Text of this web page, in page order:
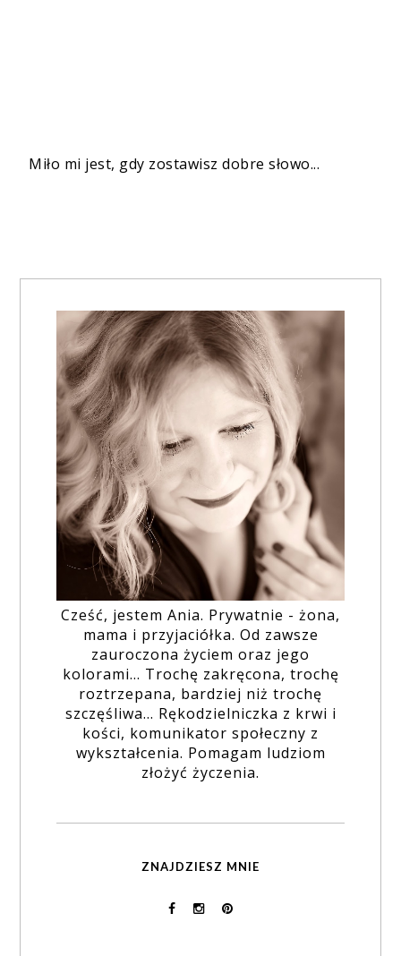
Miło mi jest, gdy zostawisz dobre słowo...
Cześć, jestem Ania. Prywatnie - żona,
mama i przyjaciółka. Od zawsze
zauroczona życiem oraz jego
kolorami... Trochę zakręcona, trochę
roztrzepana, bardziej niż trochę
szczęśliwa... Rękodzielniczka z krwi i
kości, komunikator społeczny z
wykształcenia. Pomagam ludziom
złożyć życzenia.
ZNAJDZIESZ MNIE